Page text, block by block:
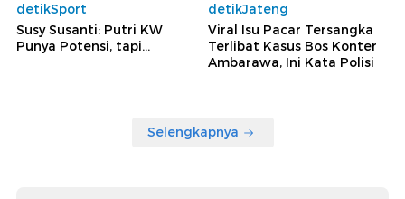
detikSport
Susy Susanti: Putri KW
Punya Potensi, tapi...
detikJateng
Viral Isu Pacar Tersangka
Terlibat Kasus Bos Konter
Ambarawa, Ini Kata Polisi
Selengkapnya